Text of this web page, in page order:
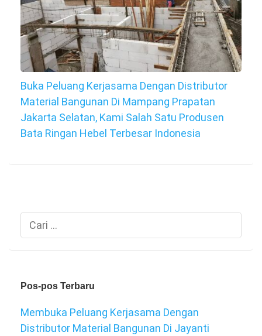
Buka Peluang Kerjasama Dengan Distributor
Material Bangunan Di Mampang Prapatan
Jakarta Selatan, Kami Salah Satu Produsen
Bata Ringan Hebel Terbesar Indonesia
Cari
untuk:
Pos-pos Terbaru
Membuka Peluang Kerjasama Dengan
Distributor Material Bangunan Di Jayanti